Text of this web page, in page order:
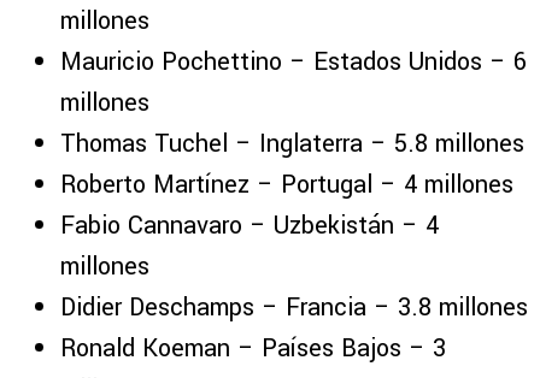
millones
Mauricio Pochettino – Estados Unidos – 6
millones
Thomas Tuchel – Inglaterra – 5.8 millones
Roberto Martínez – Portugal – 4 millones
Fabio Cannavaro – Uzbekistán – 4
millones
Didier Deschamps – Francia – 3.8 millones
Ronald Koeman – Países Bajos – 3